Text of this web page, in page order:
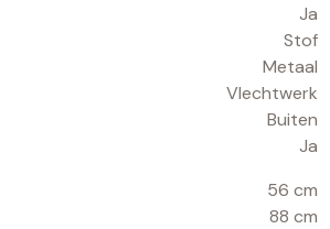
Ja
Stof
Metaal
Vlechtwerk
Buiten
Ja
56 cm
88 cm